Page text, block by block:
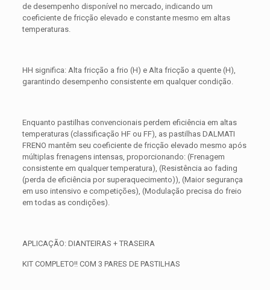
de desempenho disponível no mercado, indicando um
coeficiente de fricção elevado e constante mesmo em altas
temperaturas.
HH significa: Alta fricção a frio (H) e Alta fricção a quente (H),
garantindo desempenho consistente em qualquer condição.
Enquanto pastilhas convencionais perdem eficiência em altas
temperaturas (classificação HF ou FF), as pastilhas DALMATI
FRENO mantêm seu coeficiente de fricção elevado mesmo após
múltiplas frenagens intensas, proporcionando: (Frenagem
consistente em qualquer temperatura), (Resistência ao fading
(perda de eficiência por superaquecimento)), (Maior segurança
em uso intensivo e competições), (Modulação precisa do freio
em todas as condições).
APLICAÇÃO: DIANTEIRAS + TRASEIRA
KIT COMPLETO!! COM 3 PARES DE PASTILHAS